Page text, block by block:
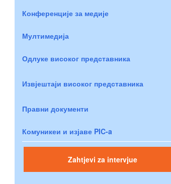
Конференције за медије
Мултимедија
Одлуке високог представника
Извјештаји високог представника
Правни документи
Комуникеи и изјаве PIC-a
Zahtjevi za intervjue